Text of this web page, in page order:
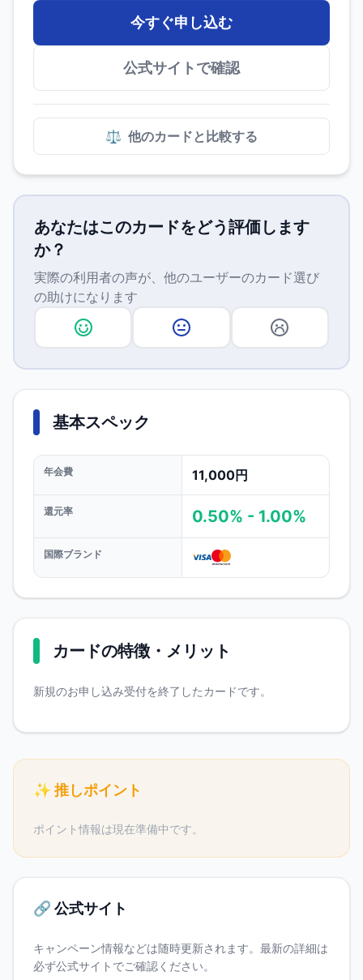
今すぐ申し込む
公式サイトで確認
⚖️ 他のカードと比較する
あなたはこのカードをどう評価します
か？
実際の利用者の声が、他のユーザーのカード選び
の助けになります
基本スペック
年会費 11,000円
還元率 0.50% - 1.00%
国際ブランド
カードの特徴・メリット
新規のお申し込み受付を終了したカードです。
✨ 推しポイント
ポイント情報は現在準備中です。
🔗 公式サイト
キャンペーン情報などは随時更新されます。最新の詳細は
必ず公式サイトでご確認ください。